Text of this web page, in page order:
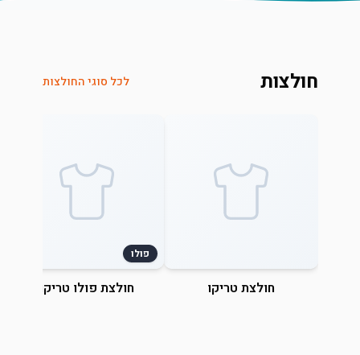
חולצות לכל סוגי החולצות
חולצת טריקו
פולו
חולצת פולו טריקו